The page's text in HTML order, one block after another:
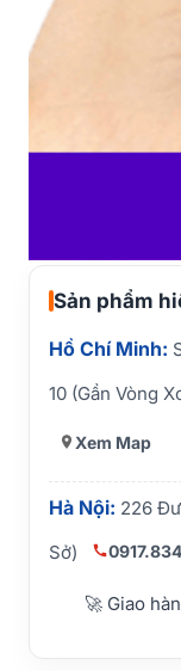
Sản phẩm
Hồ Chí Minh:
10 (Gần Vòng
Xem Map
Hà Nội: 226
Sở)
🚀 Giao